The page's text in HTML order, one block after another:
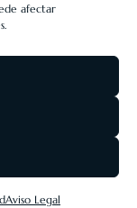
afectar
Aviso Legal
ha puesto en
reforzar la
durante el año
Programa Pyme
webAgencia